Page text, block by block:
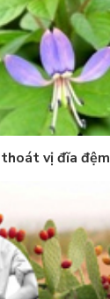
thoát vị đĩa đệm